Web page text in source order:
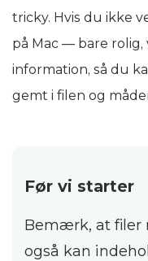
tricky. Hvis du ikke
på Mac — bare
information, så du
gemt i filen og
Før vi starter
Bemærk, at filer
også kan